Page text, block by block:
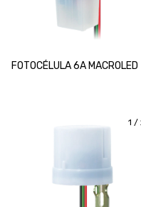
FOTOCÉLULA 6A MACROLED
1 /